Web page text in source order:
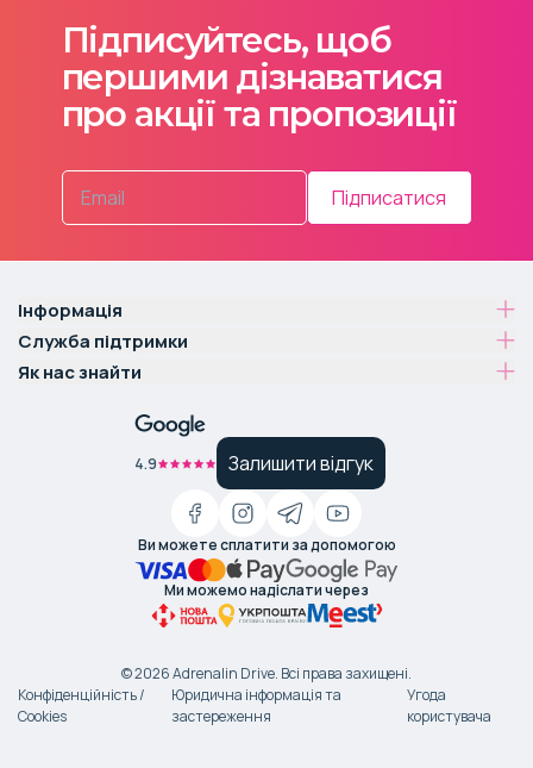
Підписуйтесь, щоб
першими дізнаватися
про акції та пропозиції
Підписатися
Інформація
Служба підтримки
Як нас знайти
4.9 Залишити відгук
Ви можете сплатити за допомогою
Ми можемо надіслати через
©2026Adrenalin Drive. Всі права захищені.
Конфіденційність /
Cookies
Юридична інформація та
застереження
Угода
користувача